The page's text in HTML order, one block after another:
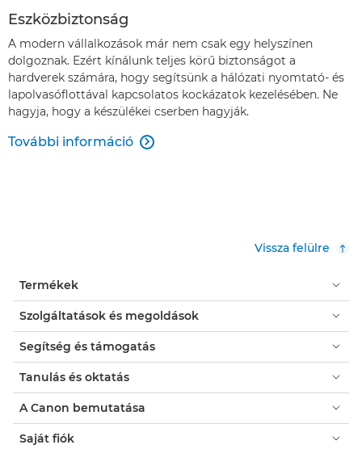
Eszközbiztonság
A modern vállalkozások már nem csak egy helyszínen
dolgoznak. Ezért kínálunk teljes körű biztonságot a
hardverek számára, hogy segítsünk a hálózati nyomtató- és
lapolvasóflottával kapcsolatos kockázatok kezelésében. Ne
hagyja, hogy a készülékei cserben hagyják.
További információ 
Vissza felülre
Termékek
Szolgáltatások és megoldások
Segítség és támogatás
Tanulás és oktatás
A Canon bemutatása
Saját fiók